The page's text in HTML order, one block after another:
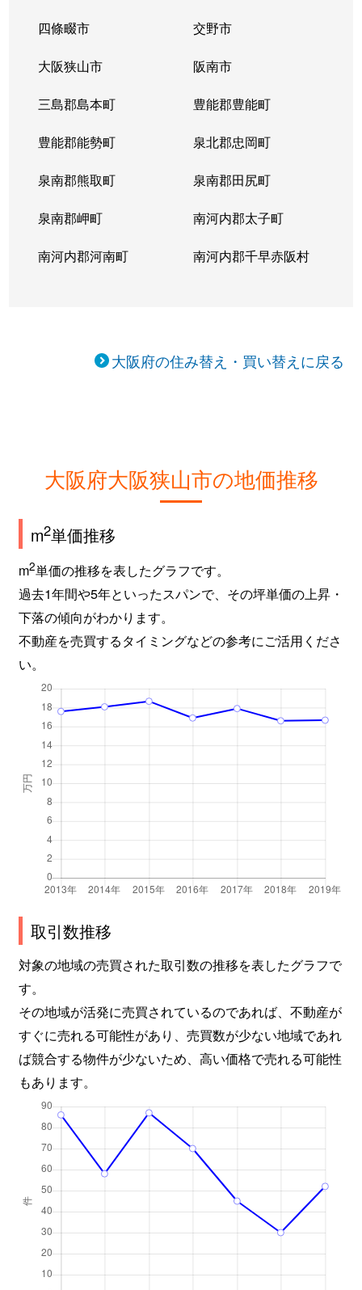
四條畷市 交野市
大阪狭山市 阪南市
三島郡島本町 豊能郡豊能町
豊能郡能勢町 泉北郡忠岡町
泉南郡熊取町 泉南郡田尻町
泉南郡岬町 南河内郡太子町
南河内郡河南町 南河内郡千早赤阪村
大阪府の住み替え・買い替えに戻る
大阪府大阪狭山市の地価推移
m2単価推移
m2単価の推移を表したグラフです。
過去1年間や5年といったスパンで、その坪単価の上昇・
下落の傾向がわかります。
不動産を売買するタイミングなどの参考にご活用くださ
い。
取引数推移
対象の地域の売買された取引数の推移を表したグラフで
す。
その地域が活発に売買されているのであれば、不動産が
すぐに売れる可能性があり、売買数が少ない地域であれ
ば競合する物件が少ないため、高い価格で売れる可能性
もあります。